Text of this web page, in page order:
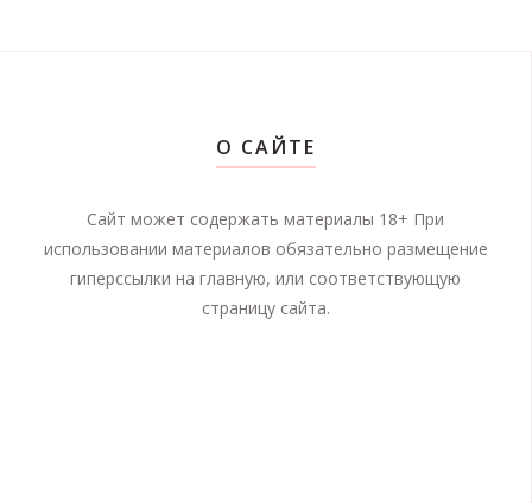
О САЙТЕ
Сайт может содержать материалы 18+ При
использовании материалов обязательно размещение
гиперссылки на главную, или соответствующую
страницу сайта.